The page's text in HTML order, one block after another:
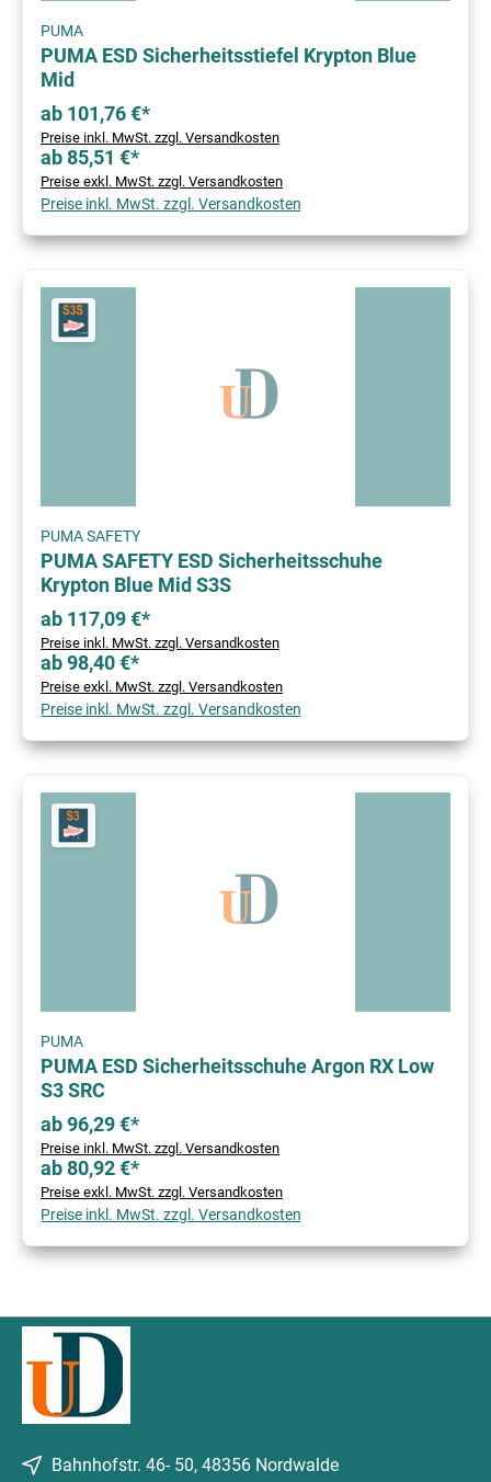
PUMA
PUMA ESD Sicherheitsstiefel Krypton Blue
Mid
ab 101,76 €*
Preise inkl. MwSt. zzgl. Versandkosten
ab 85,51 €*
Preise exkl. MwSt. zzgl. Versandkosten
Preise inkl. MwSt. zzgl. Versandkosten
PUMA SAFETY
PUMA SAFETY ESD Sicherheitsschuhe
Krypton Blue Mid S3S
ab 117,09 €*
Preise inkl. MwSt. zzgl. Versandkosten
ab 98,40 €*
Preise exkl. MwSt. zzgl. Versandkosten
Preise inkl. MwSt. zzgl. Versandkosten
PUMA
PUMA ESD Sicherheitsschuhe Argon RX Low
S3 SRC
ab 96,29 €*
Preise inkl. MwSt. zzgl. Versandkosten
ab 80,92 €*
Preise exkl. MwSt. zzgl. Versandkosten
Preise inkl. MwSt. zzgl. Versandkosten
Bahnhofstr. 46- 50, 48356 Nordwalde